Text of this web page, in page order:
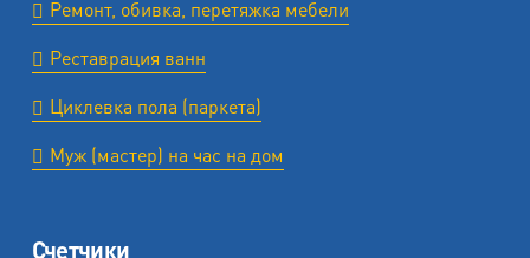
Ремонт, обивка, перетяжка мебели
Реставрация ванн
Циклевка пола (паркета)
Муж (мастер) на час на дом
Счетчики